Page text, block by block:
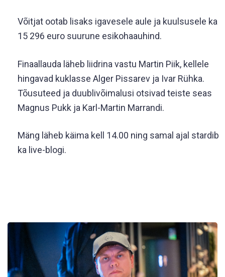
Võitjat ootab lisaks igavesele aule ja kuulsusele ka
15 296 euro suurune esikohaauhind.
Finaallauda läheb liidrina vastu Martin Piik, kellele
hingavad kuklasse Alger Pissarev ja Ivar Rühka.
Tõusuteed ja duublivõimalusi otsivad teiste seas
Magnus Pukk ja Karl-Martin Marrandi.
Mäng läheb käima kell 14.00 ning samal ajal stardib
ka live-blogi.